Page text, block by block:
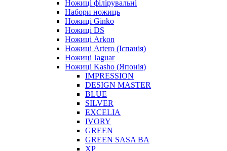
Ножиці філірувальні
Набори ножиць
Ножиці Ginko
Ножиці DS
Ножиці Arkon
Ножиці Artero (Іспанія)
Ножиці Jaguar
Ножиці Kasho (Японія)
IMPRESSION
DESIGN MASTER
BLUE
SILVER
EXCELIA
IVORY
GREEN
GREEN SASA BA
XP